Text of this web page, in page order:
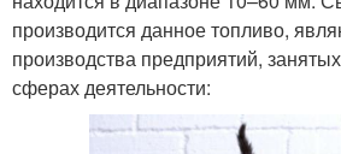
производится данное топливо,
производства предприятий,
сферах деятельности: